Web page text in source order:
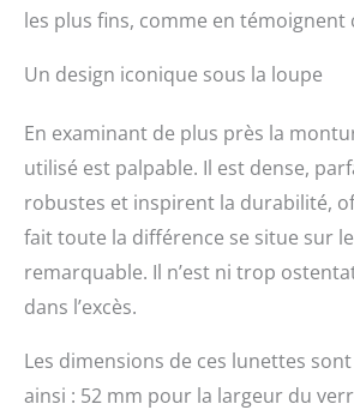
les plus fins, comme en
Un design iconique sous la loupe
En examinant de plus près la
utilisé est palpable. Il est dense,
robustes et inspirent la durabilité,
fait toute la différence se situe sur
remarquable. Il n’est ni trop
dans l’excès.
Les dimensions de ces lunettes
ainsi : 52 mm pour la largeur du